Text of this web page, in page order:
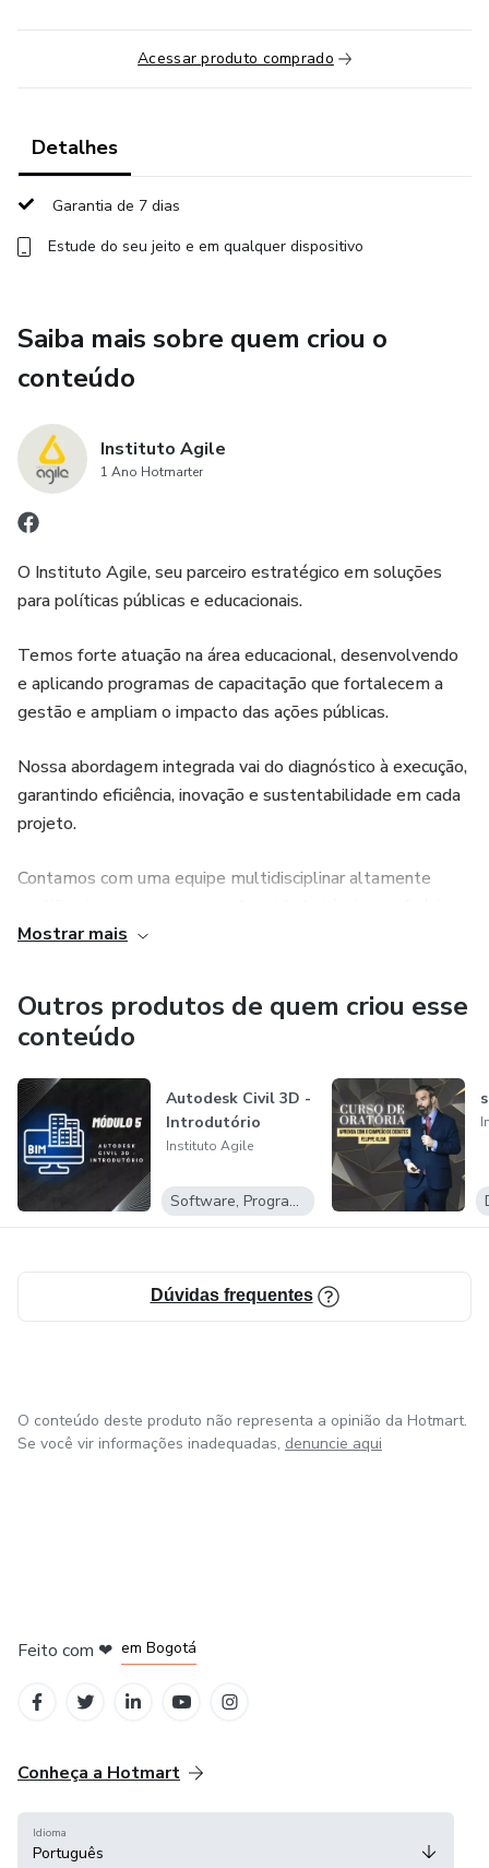
Acessar produto comprado
Detalhes
Garantia de 7 dias
Estude do seu jeito e em qualquer dispositivo
Saiba mais sobre quem criou o
conteúdo
Instituto Agile
1 Ano Hotmarter
O Instituto Agile, seu parceiro estratégico em soluções
para políticas públicas e educacionais.
Temos forte atuação na área educacional, desenvolvendo
e aplicando programas de capacitação que fortalecem a
gestão e ampliam o impacto das ações públicas.
Nossa abordagem integrada vai do diagnóstico à execução,
garantindo eficiência, inovação e sustentabilidade em cada
projeto.
Contamos com uma equipe multidisciplinar altamente
implementação de políticas públicas.
concretos
para uma sociedade mais justa e sustentável.
Mostrar mais
Outros produtos de quem criou esse
conteúdo
Autodesk Civil 3D -
Introdutório
Instituto Agile
Software, Programas para baixar
Dúvidas frequentes
O conteúdo deste produto não representa a opinião da Hotmart.
Se você vir informações inadequadas, denuncie aqui
Feito com ❤ em Bogotá
Conheça a Hotmart
Idioma
Português